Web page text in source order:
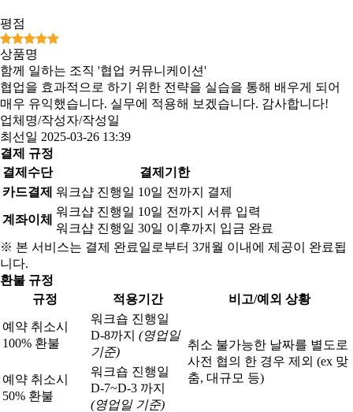
평점
상품명
함께 일하는 조직 '협업 커뮤니케이션'
협업을 효과적으로 하기 위한 전략을 실습을 통해 배우게 되어
매우 유익했습니다. 실무에 적용해 보겠습니다. 감사합니다!
업체명/작성자/작성일
최선일 2025-03-26 13:39
결제 규정
결제수단
결제기한
카드결제 워크샵 진행일 10일 전까지 결제
계좌이체
워크샵 진행일 10일 전까지 서류 입력
워크샵 진행일 30일 이후까지 입금 완료
※ 본 서비스는 결제 완료일로부터 3개월 이내에 제공이 완료됩
니다.
환불 규정
규정
적용기간 비고/예외 상황
예약 취소시
100% 환불
워크숍 진행일
D-8까지 (영업일
기준)
취소 불가능한 날짜를 별도로
사전 협의 한 경우 제외 (ex 맞
춤, 대규모 등)
예약 취소시
50% 환불
워크숍 진행일
D-7~D-3 까지
(영업일 기준)